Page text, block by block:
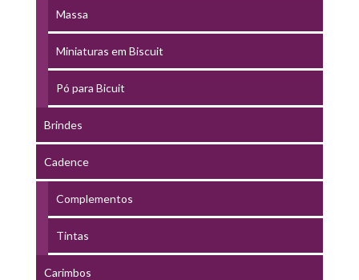
Massa
Miniaturas em Biscuit
Pó para Bicuit
Brindes
Cadence
Complementos
Tintas
Carimbos